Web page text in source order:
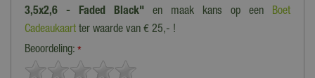
3,5x2,6 - Faded Black" en maak kans op een Boet
Cadeaukaart ter waarde van € 25,- !
Beoordeling: *